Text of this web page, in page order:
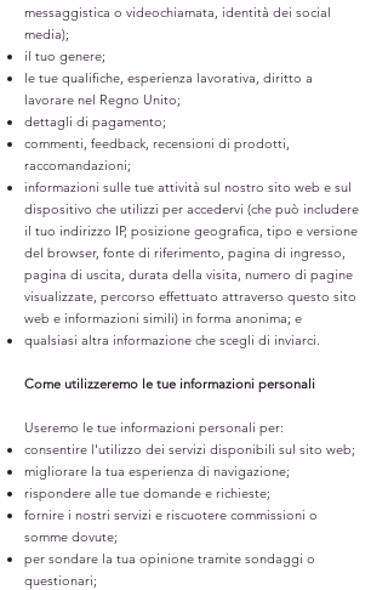
messaggistica o videochiamata, identità dei social
media);
il tuo genere;
le tue qualifiche, esperienza lavorativa, diritto a
lavorare nel Regno Unito;
dettagli di pagamento;
commenti, feedback, recensioni di prodotti,
raccomandazioni;
informazioni sulle tue attività sul nostro sito web e sul
dispositivo che utilizzi per accedervi (che può includere
il tuo indirizzo IP, posizione geografica, tipo e versione
del browser, fonte di riferimento, pagina di ingresso,
pagina di uscita, durata della visita, numero di pagine
visualizzate, percorso effettuato attraverso questo sito
web e informazioni simili) in forma anonima; e
qualsiasi altra informazione che scegli di inviarci.
Come utilizzeremo le tue informazioni personali
Useremo le tue informazioni personali per:
consentire l'utilizzo dei servizi disponibili sul sito web;
migliorare la tua esperienza di navigazione;
rispondere alle tue domande e richieste;
fornire i nostri servizi e riscuotere commissioni o
somme dovute;
per sondare la tua opinione tramite sondaggi o
questionari;